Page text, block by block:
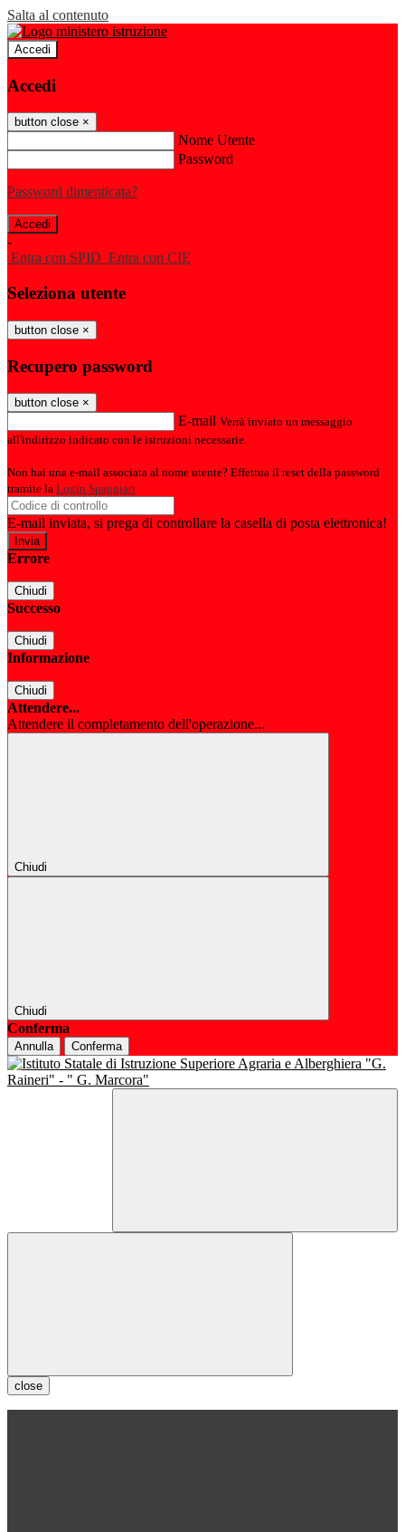
Salta al contenuto
Accedi
Accedi
button close ×
Nome Utente
Password
Password dimenticata?
-
Entra con SPID Entra con CIE
Seleziona utente
button close ×
Recupero password
button close ×
E-mail Verrà inviato un messaggio
all'indirizzo indicato con le istruzioni necessarie.
Non hai una e-mail associata al nome utente? Effettua il reset della password
tramite la Login Spaggiari
E-mail inviata, si prega di controllare la casella di posta elettronica!
Errore
Chiudi
Successo
Chiudi
Informazione
Chiudi
Attendere...
Attendere il completamento dell'operazione...
Chiudi
Chiudi
Conferma
Annulla Conferma
close